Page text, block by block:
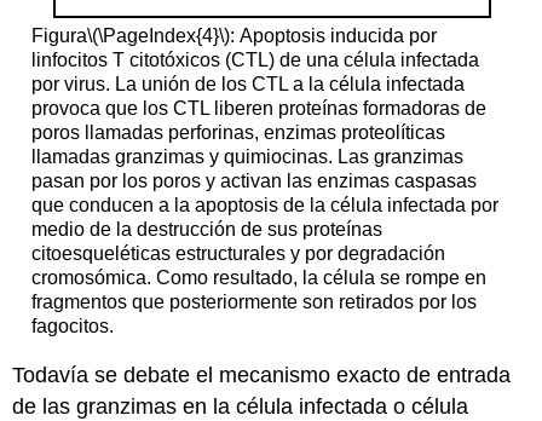
Figura\(\PageIndex{4}\): Apoptosis inducida por
linfocitos T citotóxicos (CTL) de una célula infectada
por virus. La unión de los CTL a la célula infectada
provoca que los CTL liberen proteínas formadoras de
poros llamadas perforinas, enzimas proteolíticas
llamadas granzimas y quimiocinas. Las granzimas
pasan por los poros y activan las enzimas caspasas
que conducen a la apoptosis de la célula infectada por
medio de la destrucción de sus proteínas
citoesqueléticas estructurales y por degradación
cromosómica. Como resultado, la célula se rompe en
fragmentos que posteriormente son retirados por los
fagocitos.
Todavía se debate el mecanismo exacto de entrada
de las granzimas en la célula infectada o célula